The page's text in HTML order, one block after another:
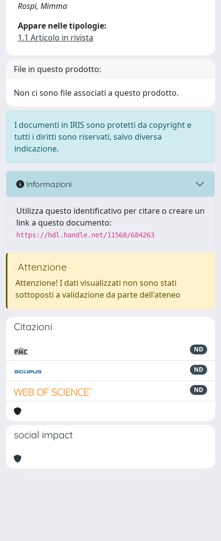
Rospi, Mimma
Appare nelle tipologie:
1.1 Articolo in rivista
File in questo prodotto:
Non ci sono file associati a questo prodotto.
I documenti in IRIS sono protetti da copyright e
tutti i diritti sono riservati, salvo diversa
indicazione.
Informazioni
Utilizza questo identificativo per citare o creare un
link a questo documento:
https://hdl.handle.net/11568/684263
Attenzione
Attenzione! I dati visualizzati non sono stati
sottoposti a validazione da parte dell'ateneo
Citazioni
ND
ND
ND
social impact